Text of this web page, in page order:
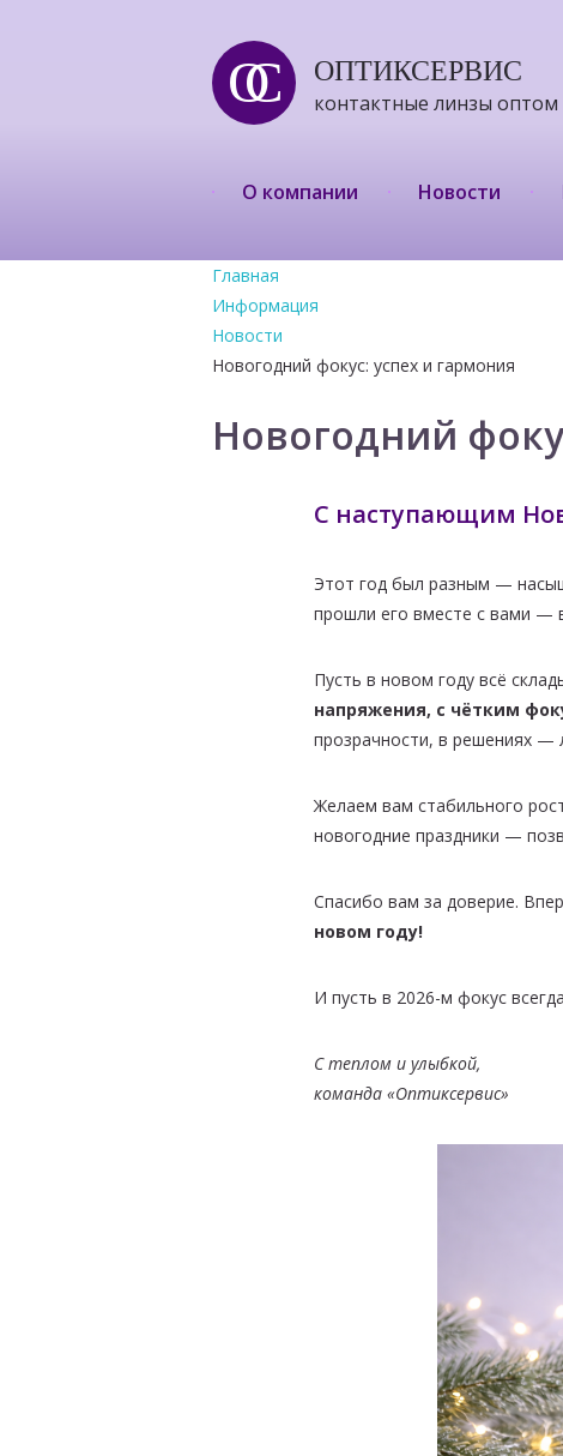
ОС ОПТИКСЕРВИС
контактные линзы оптом
О компании Новости
Главная
Информация
Новости
Новогодний фокус: успех и гармония
Новогодний
С наступающим
Этот год был разным —
прошли его вместе с вами —
Пусть в новом году всё
напряжения, с чётким
прозрачности, в решениях —
Желаем вам стабильного
новогодние праздники —
Спасибо вам за доверие.
новом году!
И пусть в 2026-м фокус
С теплом и улыбкой,
команда «Оптиксервис»